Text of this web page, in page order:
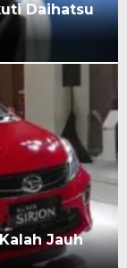
Daihatsu
Jauh